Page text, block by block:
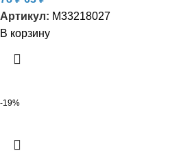
Артикул: M33218027
В корзину
-19%